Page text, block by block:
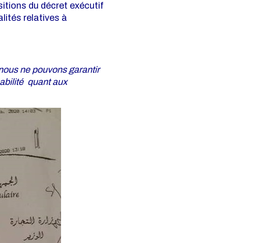
du décret exécutif
relatives à
ne pouvons garantir
quant aux